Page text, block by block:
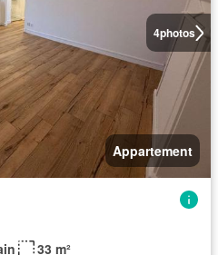
4photos
Appartement
33 m²